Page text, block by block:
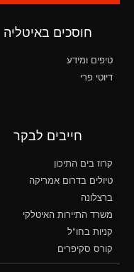
חוסכים באיטליה
טיפים ומידע
דיוטי פרי
חייבים לבקר
קרוז בים התיכון
טיולים בדרום אמריקה
ברצלונה
משרד התיירות האיטלקי
קניות בחו"ל
קורס סקיפרים